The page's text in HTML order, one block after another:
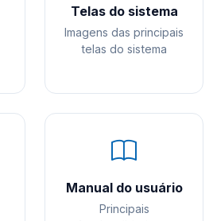
Telas do sistema
Imagens das principais
telas do sistema
Manual do usuário
Principais